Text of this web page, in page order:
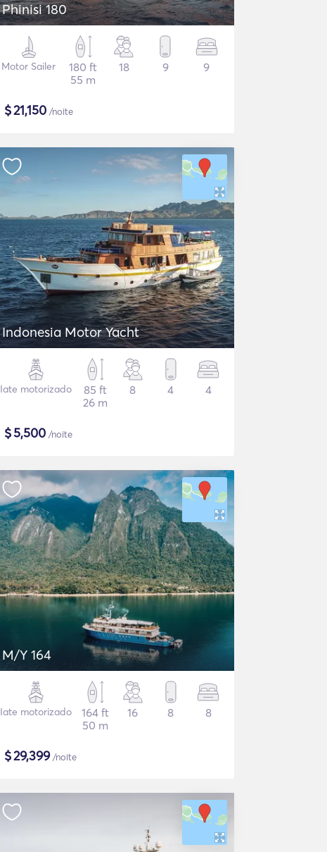
Phinisi 180
Motor Sailer
180 ft
55 m
18 9 9
$21,150 /noite
Indonesia Motor Yacht
Iate motorizado
85 ft
26 m
8 4 4
$5,500 /noite
M/Y 164
Iate motorizado
164 ft
50 m
16 8 8
$29,399/noite